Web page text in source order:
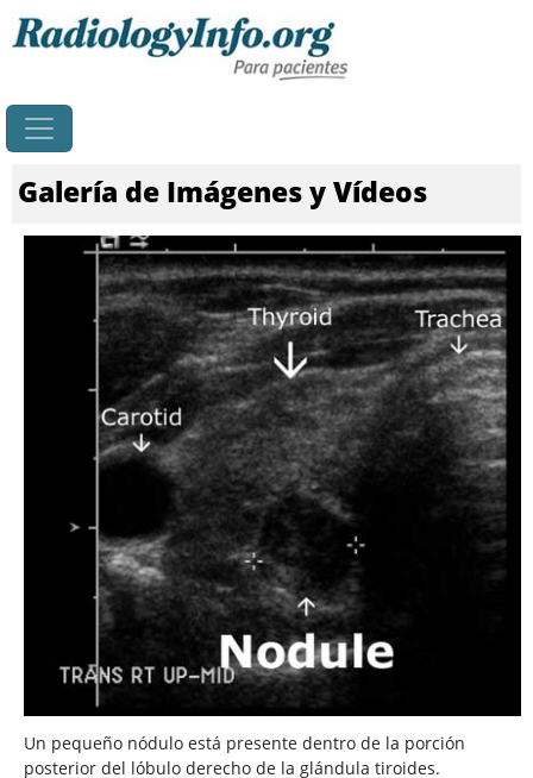
Galería de Imágenes y Vídeos
Un pequeño nódulo está presente dentro de la porción
posterior del lóbulo derecho de la glándula tiroides.